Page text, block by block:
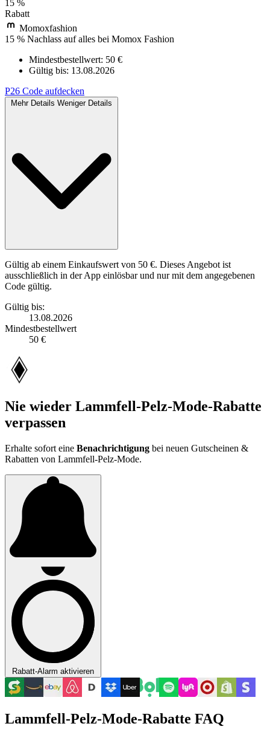
15 %
Rabatt
Momoxfashion
15 % Nachlass auf alles bei Momox Fashion
Mindestbestellwert: 50 €
Gültig bis: 13.08.2026
P26 Code aufdecken
Mehr Details Weniger Details
Gültig ab einem Einkaufswert von 50 €. Dieses Angebot ist
ausschließlich in der App einlösbar und nur mit dem angegebenen
Code gültig.
Gültig bis:
13.08.2026
Mindestbestellwert
50 €
Nie wieder Lammfell-Pelz-Mode-Rabatte
verpassen
Erhalte sofort eine Benachrichtigung bei neuen Gutscheinen &
Rabatten von Lammfell-Pelz-Mode.
Rabatt-Alarm aktivieren
Lammfell-Pelz-Mode-Rabatte FAQ